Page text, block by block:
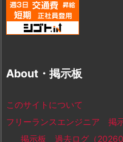
About・掲示板
このサイトについて
フリーランスエンジニア 掲
掲示板 過去ログ（